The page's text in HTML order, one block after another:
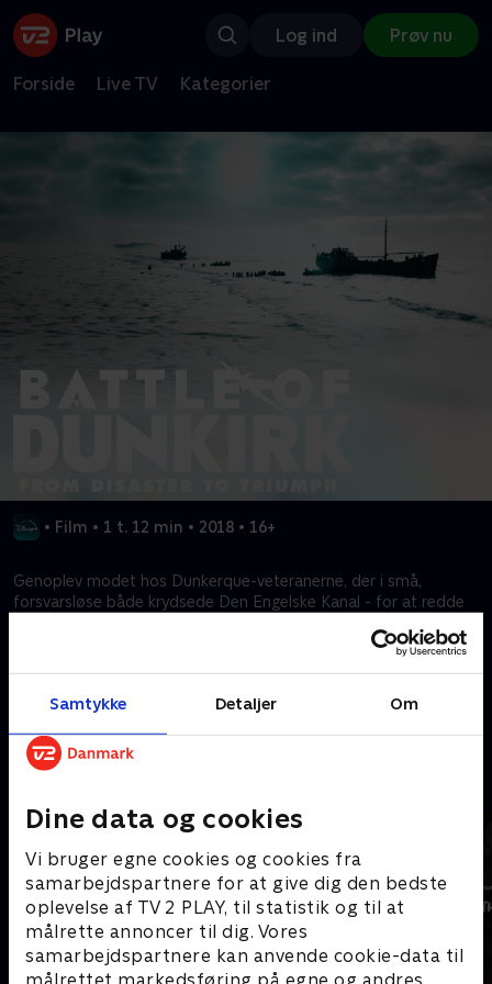
Samtykke Detaljer Om
Dine data og cookies
Vi bruger egne cookies og cookies fra
samarbejdspartnere for at give dig den bedste
oplevelse af TV 2 PLAY, til statistik og til at
målrette annoncer til dig. Vores
samarbejdspartnere kan anvende cookie-data til
Log ind Prøv nu
Forside Live TV Kategorier
• Film • 1 t. 12 min • 2018 • 16+
Genoplev modet hos Dunkerque-veteranerne, der i små,
forsvarsløse både krydsede Den Engelske Kanal - for at redde
Kræver tilkøb